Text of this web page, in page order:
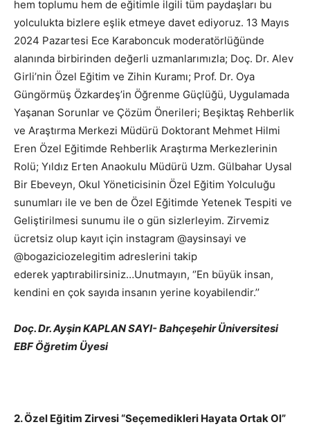
hem toplumu hem de eğitimle ilgili tüm paydaşları bu
yolculukta bizlere eşlik etmeye davet ediyoruz. 13 Mayıs
2024 Pazartesi Ece Karaboncuk moderatörlüğünde
alanında birbirinden değerli uzmanlarımızla; Doç. Dr. Alev
Girli’nin Özel Eğitim ve Zihin Kuramı; Prof. Dr. Oya
Güngörmüş Özkardeş’in Öğrenme Güçlüğü, Uygulamada
Yaşanan Sorunlar ve Çözüm Önerileri; Beşiktaş Rehberlik
ve Araştırma Merkezi Müdürü Doktorant Mehmet Hilmi
Eren Özel Eğitimde Rehberlik Araştırma Merkezlerinin
Rolü; Yıldız Erten Anaokulu Müdürü Uzm. Gülbahar Uysal
Bir Ebeveyn, Okul Yöneticisinin Özel Eğitim Yolculuğu
sunumları ile ve ben de Özel Eğitimde Yetenek Tespiti ve
Geliştirilmesi sunumu ile o gün sizlerleyim. Zirvemiz
ücretsiz olup kayıt için instagram @aysinsayi ve
@bogaziciozelegitim adreslerini takip
ederek yaptırabilirsiniz…Unutmayın, ‘’En büyük insan,
kendini en çok sayıda insanın yerine koyabilendir.’’
Doç. Dr. Ayşin KAPLAN SAYI- Bahçeşehir Üniversitesi
EBF Öğretim Üyesi
2. Özel Eğitim Zirvesi “Seçemedikleri Hayata Ortak Ol”